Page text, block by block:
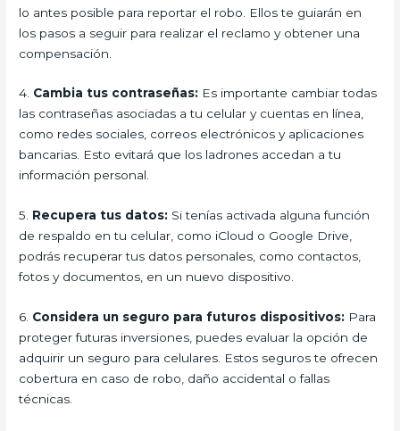
lo antes posible para reportar el robo. Ellos te guiarán en
los pasos a seguir para realizar el reclamo y obtener una
compensación.
4. Cambia tus contraseñas: Es importante cambiar todas
las contraseñas asociadas a tu celular y cuentas en línea,
como redes sociales, correos electrónicos y aplicaciones
bancarias. Esto evitará que los ladrones accedan a tu
información personal.
5. Recupera tus datos: Si tenías activada alguna función
de respaldo en tu celular, como iCloud o Google Drive,
podrás recuperar tus datos personales, como contactos,
fotos y documentos, en un nuevo dispositivo.
6. Considera un seguro para futuros dispositivos: Para
proteger futuras inversiones, puedes evaluar la opción de
adquirir un seguro para celulares. Estos seguros te ofrecen
cobertura en caso de robo, daño accidental o fallas
técnicas.